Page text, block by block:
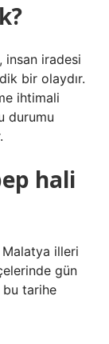
insan iradesi
bir olaydır.
ihtimali
durumu
hali
Malatya illeri
gün
bu tarihe